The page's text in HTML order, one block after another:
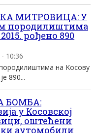
МИТРОВИЦА: У
породилиштима
рођено 890
10:36
на Kосову
890...
БОМБА:
у Косовској
оштећени
аутомобили